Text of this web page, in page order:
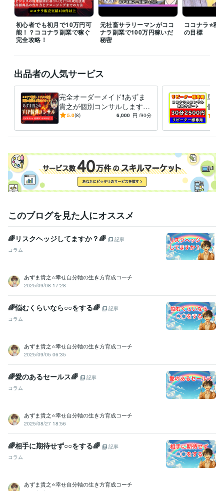
受賞歴
2022年度★ココナラのコンサル部門！ランキング第1位獲得
みんな
でココナラを成功する～コミュニティ運営 ココナラ電話相談の売り
方セミナーYoutube配信
きっかけがあれば人生が変わる　豊かな生き
資格・検定
メンタルケアカウンセラー
認定ダイエットインストラクター 取得年 : 2014年
その他ツール
コピーライター:3年
悩み相談・カウンセリング 人間関係、恋愛相談 コミュニケーション
力 話し相手、愚痴聞き メンタルコーチング メタ認知改善
人間関係 恋愛 悩み相談 愚痴聞き コミュニケーション
話し相手
コンプレックス
カウンセリング 副業 お金
ビジネス代行・事務代行 ココナラ販売サポート お金の悩み、副業支
レーニング
コピーライティング メタ認知の改善
ダイエット 悩み相談 カウンセリング
初心者でも初月で10万円可
能！？ココナラ副業で稼ぐ
完全攻略！
元社畜サラリーマンがココ
ナラ副業で100万円稼いだ
秘密
ココナラ⭐️私
の目標
出品者の人気サービス
完全オーダーメイド❗あずま
貴之が個別コンサルします
ココナラ/目標達成/コーチン
ス
5.0(8) 6,000 円 /90分
単発
個別
ラ販
略
このブログを見た人にオススメ
🌈リスクヘッジしてますか？🌈
記事
コラム
あずま貴之⭐幸せ自分軸の生き方育成コーチ
2025/09/08 17:28
🌈悩むくらいなら○○をする🌈
記事
コラム
あずま貴之⭐幸せ自分軸の生き方育成コーチ
2025/09/05 06:35
🌈愛のあるセールス🌈
記事
コラム
あずま貴之⭐幸せ自分軸の生き方育成コーチ
2025/08/27 18:56
🌈相手に期待せず○○をする🌈
記事
コラム
あずま貴之⭐幸せ自分軸の生き方育成コーチ